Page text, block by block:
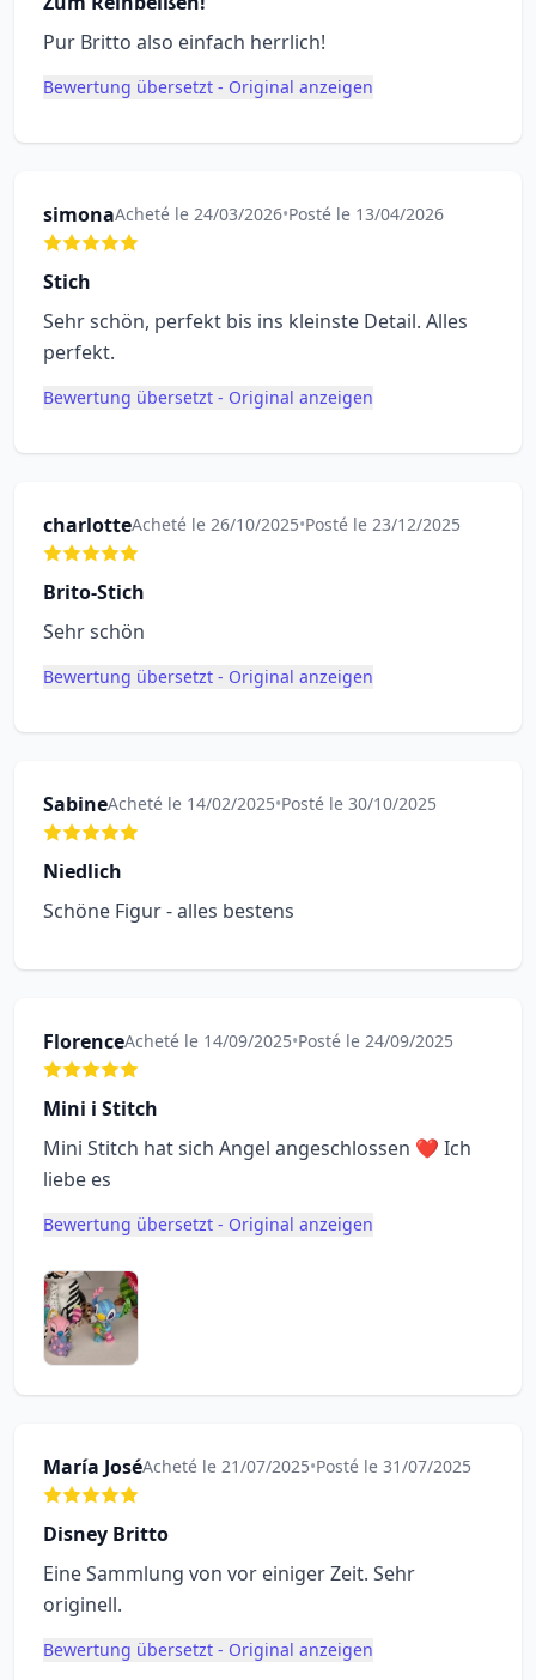
Pur Britto also einfach herrlich!
Bewertung übersetzt - Original anzeigen
simonaAcheté le 24/03/2026•Posté le 13/04/2026
Stich
Sehr schön, perfekt bis ins kleinste Detail. Alles
perfekt.
Bewertung übersetzt - Original anzeigen
charlotteAcheté le 26/10/2025•Posté le 23/12/2025
Brito-Stich
Sehr schön
Bewertung übersetzt - Original anzeigen
SabineAcheté le 14/02/2025•Posté le 30/10/2025
Niedlich
Schöne Figur - alles bestens
FlorenceAcheté le 14/09/2025•Posté le 24/09/2025
Mini i Stitch
Mini Stitch hat sich Angel angeschlossen ❤️ Ich
liebe es
Bewertung übersetzt - Original anzeigen
María JoséAcheté le 21/07/2025•Posté le 31/07/2025
Disney Britto
Eine Sammlung von vor einiger Zeit. Sehr
originell.
Bewertung übersetzt - Original anzeigen